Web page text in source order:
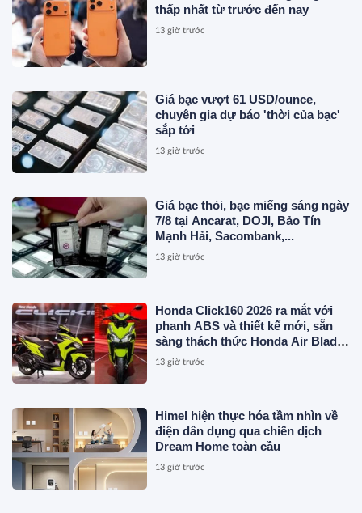
thấp nhất từ trước đến nay
13 giờ trước
Giá bạc vượt 61 USD/ounce,
chuyên gia dự báo 'thời của bạc'
sắp tới
13 giờ trước
Giá bạc thỏi, bạc miếng sáng ngày
7/8 tại Ancarat, DOJI, Bảo Tín
Mạnh Hải, Sacombank,...
13 giờ trước
Honda Click160 2026 ra mắt với
phanh ABS và thiết kế mới, sẵn
sàng thách thức Honda Air Blade
và Yamaha NVX
13 giờ trước
Himel hiện thực hóa tầm nhìn về
điện dân dụng qua chiến dịch
Dream Home toàn cầu
13 giờ trước